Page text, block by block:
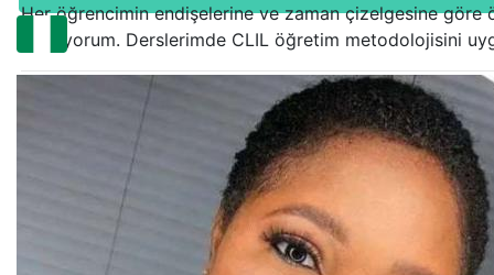
Her öğrencimin endişelerine ve zaman çizelgesine göre
çalışıyorum. Derslerimde CLIL öğretim metodolojisini
Bu içerik yapay zeka tarafından çevrilmiştir.